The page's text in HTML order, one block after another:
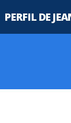
PERFIL DE